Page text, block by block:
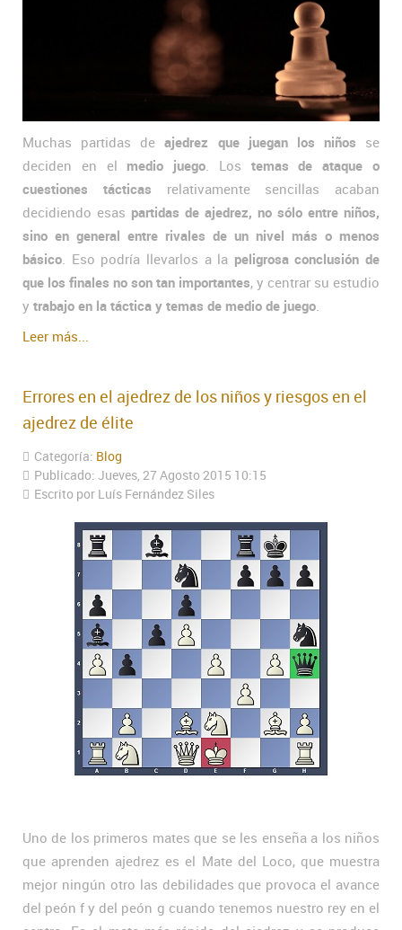
Muchas partidas deajedrez que juegan los niños se
deciden en el medio juego. Los temas de ataque o
cuestiones tácticas relativamente sencillas acaban
decidiendo esas partidas de ajedrez, no sólo entre niños,
sino en general entre rivales de un nivel más o menos
básico. Eso podría llevarlos a la peligrosa conclusión de
que los finales no son tan importantes, y centrar su estudio
y trabajo en la táctica y temas de medio de juego.
Leer más...
Errores en el ajedrez de los niños y riesgos en el
ajedrez de élite
Categoría: Blog
Publicado: Jueves, 27 Agosto 2015 10:15
Escrito por Luís Fernández Siles
Uno de los primeros mates que se les enseña a los niños
que aprenden ajedrez es el Mate del Loco, que muestra
mejor ningún otro las debilidades que provoca el avance
del peón f y del peón g cuando tenemos nuestro rey en el